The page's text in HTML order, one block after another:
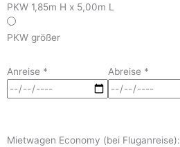
PKW 1,85m H x 5,00m L
PKW größer
Anreise * Abreise *
Mietwagen Economy (bei Fluganreise):